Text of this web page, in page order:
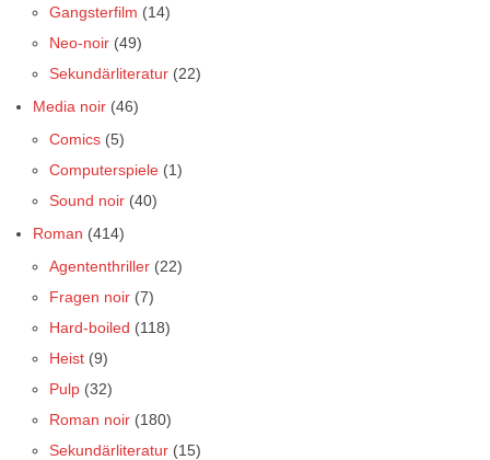
Gangsterfilm (14)
Neo-noir (49)
Sekundärliteratur (22)
Media noir (46)
Comics (5)
Computerspiele (1)
Sound noir (40)
Roman (414)
Agententhriller (22)
Fragen noir (7)
Hard-boiled (118)
Heist (9)
Pulp (32)
Roman noir (180)
Sekundärliteratur (15)